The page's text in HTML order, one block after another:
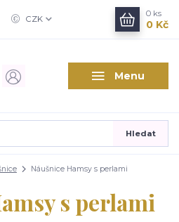
Menu
CZK
Hledat
0 ks
0 Kč
Náušnice Hamsy s perlami
s perlami